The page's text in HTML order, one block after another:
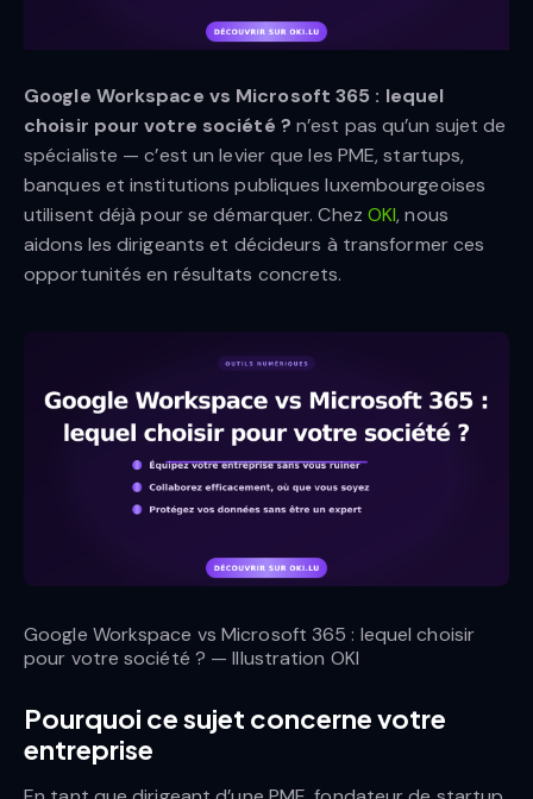
Google Workspace vs Microsoft 365 : lequel
choisir pour votre société ? n’est pas qu’un sujet de
spécialiste — c’est un levier que les PME, startups,
banques et institutions publiques luxembourgeoises
utilisent déjà pour se démarquer. Chez OKI, nous
aidons les dirigeants et décideurs à transformer ces
opportunités en résultats concrets.
Google Workspace vs Microsoft 365 : lequel choisir
pour votre société ? — Illustration OKI
Pourquoi ce sujet concerne votre
entreprise